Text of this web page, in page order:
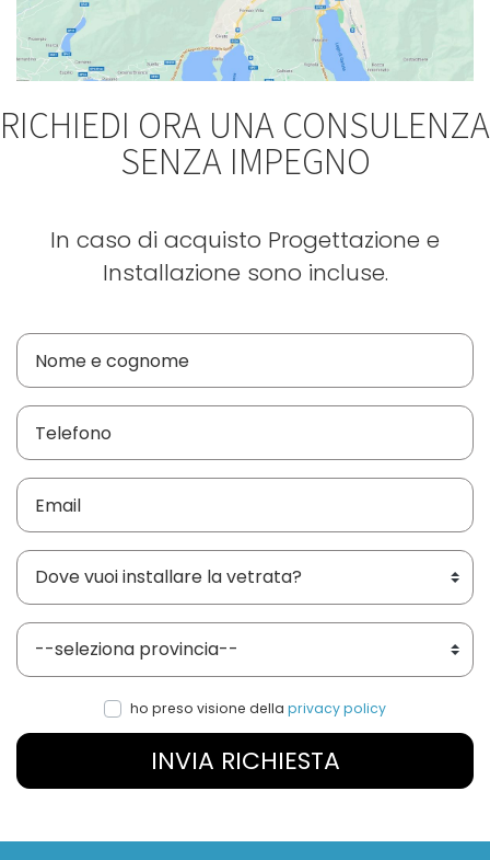
RICHIEDI ORA UNA CONSULENZA
SENZA IMPEGNO
In caso di acquisto Progettazione e
Installazione sono incluse.
Dove vuoi installare le vetrate?
Provincia
ho preso visione della privacy policy
INVIA RICHIESTA